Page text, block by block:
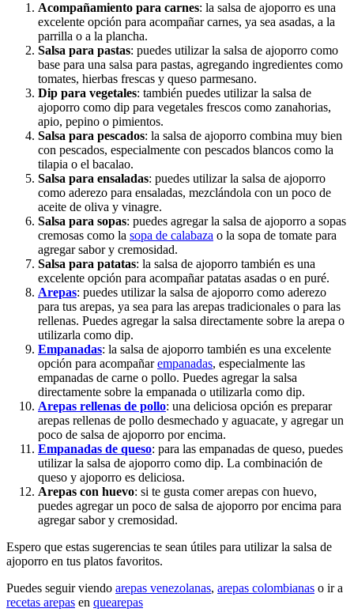
Acompañamiento para carnes: la salsa de ajoporro es una
excelente opción para acompañar carnes, ya sea asadas, a la
parrilla o a la plancha.
Salsa para pastas: puedes utilizar la salsa de ajoporro como
base para una salsa para pastas, agregando ingredientes como
tomates, hierbas frescas y queso parmesano.
Dip para vegetales: también puedes utilizar la salsa de
ajoporro como dip para vegetales frescos como zanahorias,
apio, pepino o pimientos.
Salsa para pescados: la salsa de ajoporro combina muy bien
con pescados, especialmente con pescados blancos como la
tilapia o el bacalao.
Salsa para ensaladas: puedes utilizar la salsa de ajoporro
como aderezo para ensaladas, mezclándola con un poco de
aceite de oliva y vinagre.
Salsa para sopas: puedes agregar la salsa de ajoporro a sopas
cremosas como la sopa de calabaza o la sopa de tomate para
agregar sabor y cremosidad.
Salsa para patatas: la salsa de ajoporro también es una
excelente opción para acompañar patatas asadas o en puré.
Arepas: puedes utilizar la salsa de ajoporro como aderezo
para tus arepas, ya sea para las arepas tradicionales o para las
rellenas. Puedes agregar la salsa directamente sobre la arepa o
utilizarla como dip.
Empanadas: la salsa de ajoporro también es una excelente
opción para acompañarempanadas, especialmente las
empanadas de carne o pollo. Puedes agregar la salsa
directamente sobre la empanada o utilizarla como dip.
Arepas rellenas de pollo: una deliciosa opción es preparar
arepas rellenas de pollo desmechado y aguacate, y agregar un
poco de salsa de ajoporro por encima.
Empanadas de queso: para las empanadas de queso, puedes
utilizar la salsa de ajoporro como dip. La combinación de
queso y ajoporro es deliciosa.
Arepas con huevo: si te gusta comer arepas con huevo,
puedes agregar un poco de salsa de ajoporro por encima para
agregar sabor y cremosidad.
Espero que estas sugerencias te sean útiles para utilizar la salsa de
ajoporro en tus platos favoritos.
Puedes seguir viendo arepas venezolanas, arepas colombianas o ir a
recetas arepas en quearepas